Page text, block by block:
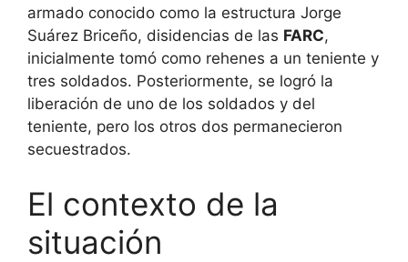
armado conocido como la estructura Jorge
Suárez Briceño, disidencias de las FARC,
inicialmente tomó como rehenes a un teniente y
tres soldados. Posteriormente, se logró la
liberación de uno de los soldados y del
teniente, pero los otros dos permanecieron
secuestrados.
El contexto de la
situación